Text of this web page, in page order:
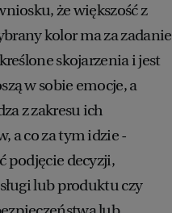
że większość z
kolor ma za zadanie
skojarzenia i jest
w sobie emocje, a
z zakresu ich
a co za tym idzie -
podjęcie decyzji,
lub produktu czy